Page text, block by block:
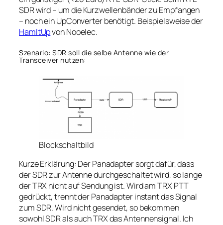
SDR wird – um die Kurzwellenbänder zu Empfangen
– noch ein UpConverter benötigt. Beispielsweise der
HamItUpvon Nooelec.
Szenario: SDR soll die selbe Antenne wie der
Transceiver nutzen:
Blockschaltbild
Kurze Erklärung: Der Panadapter sorgt dafür, dass
der SDR zur Antenne durchgeschaltet wird, so lange
der TRX nicht auf Sendung ist. Wird am TRX PTT
gedrückt, trennt der Panadapter instant das Signal
zum SDR. Wird nicht gesendet, so bekommen
sowohl SDR als auch TRX das Antennensignal. Ich